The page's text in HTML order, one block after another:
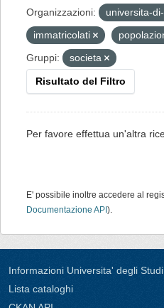
Organizzazioni:
universita-
immatricolati
Gruppi:
societa
Risultato del Filtro
Per favore effettua un'altra
E' possibile inoltre accedere al
Documentazione API ).
Informazioni Universita' degli
Lista cataloghi